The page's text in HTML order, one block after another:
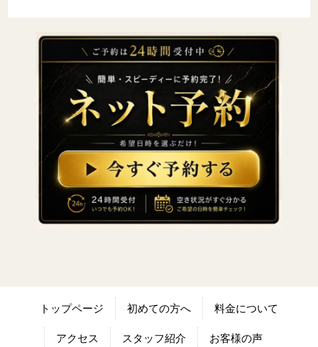
トップページ 初めての方へ 料金について
アクセス スタッフ紹介 お客様の声